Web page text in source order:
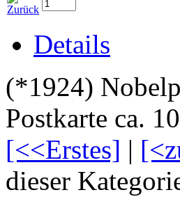
Details
(*1924)
Postkarte ca.
[<<Erstes] |
dieser